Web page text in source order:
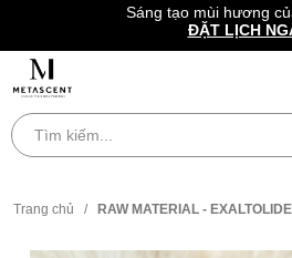
Sáng tạo mùi hương
ĐẶT LỊCH
Trang chủ / RAW MATERIAL -